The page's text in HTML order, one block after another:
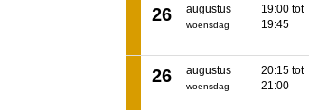
26 augustus
woensdag
19:00 tot
19:45
26 augustus
woensdag
20:15 tot
21:00